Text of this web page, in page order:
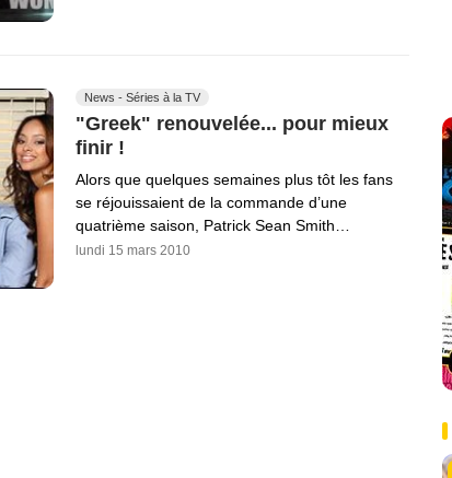
News - Séries à la TV
"Greek" renouvelée... pour mieux
finir !
Alors que quelques semaines plus tôt les fans
se réjouissaient de la commande d’une
quatrième saison, Patrick Sean Smith…
lundi 15 mars 2010